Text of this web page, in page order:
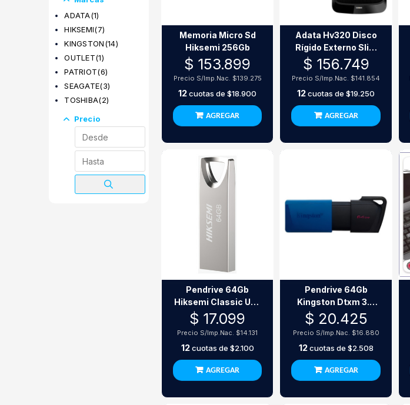
ADATA(1)
HIKSEMI(7)
KINGSTON(14)
OUTLET(1)
PATRIOT(6)
SEAGATE(3)
TOSHIBA(2)
Precio
Memoria Micro Sd
Hiksemi 256Gb
$ 153.899
Precio S/Imp.Nac. $139.275
12cuotas de$18.900
AGREGAR
Adata Hv320 Disco
Rígido Externo Slim
1Tb
$ 156.749
Precio S/Imp.Nac. $141.854
12cuotas de$19.250
AGREGAR
Pendrive 64Gb
Hiksemi Classic Usb
2.0
$ 17.099
Precio S/Imp.Nac. $14.131
12cuotas de $2.100
AGREGAR
Pendrive 64Gb
Kingston Dtxm 3.2
Exodia
$ 20.425
Precio S/Imp.Nac. $16.880
12cuotas de $2.508
AGREGAR